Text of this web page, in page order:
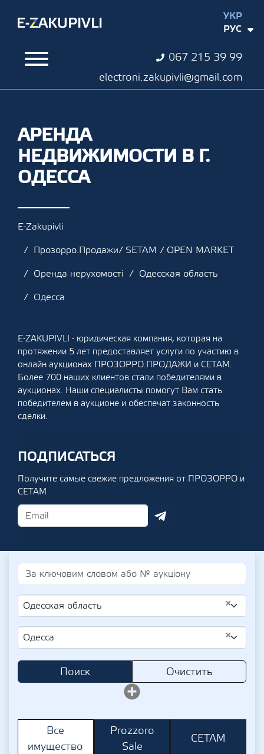
067 215 39 99
electroni.zakupivli@gmail.com
УКР
РУС
АРЕНДА
НЕДВИЖИМОСТИ В Г.
ОДЕССА
E-Zakupivli
Прозорро.Продажи/ SETAM / OPEN MARKET
Оренда нерухомості
Одесская область
Одесса
E-ZAKUPIVLI - юридическая компания, которая на
протяжении 5 лет предоставляет услуги по участию в
онлайн аукционах ПРОЗОРРО.ПРОДАЖИ и СЕТАМ.
Более 700 наших клиентов стали победителями в
аукционах. Наши специалисты помогут Вам стать
победителем в аукционе и обеспечат законность
сделки.
ПОДПИСАТЬСЯ
Получите самые свежие предложения от ПРОЗОРРО и
СЕТАМ
×
Одесская область
×
Одесса
Поиск Очистить
Все
имущество
Prozzoro
Sale
СЕТАМ